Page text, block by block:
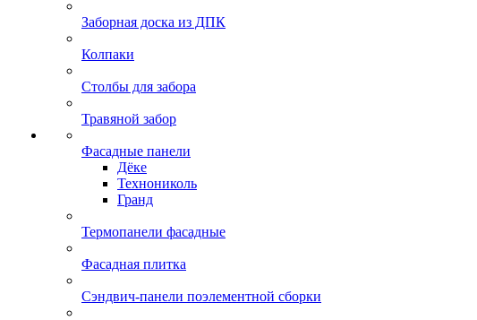
Заборная доска из ДПК
Колпаки
Столбы для забора
Травяной забор
Фасадные панели
Дёке
Технониколь
Гранд
Термопанели фасадные
Фасадная плитка
Сэндвич-панели поэлементной сборки